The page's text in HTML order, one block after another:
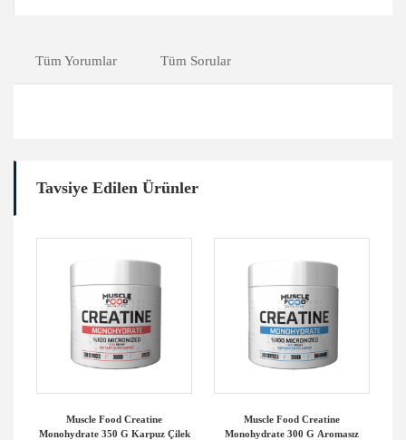
Tüm Yorumlar Tüm Sorular
Tavsiye Edilen Ürünler
Muscle Food Creatine
Monohydrate 350 G Karpuz Çilek
Muscle Food Creatine
Monohydrate 300 G Aromasız